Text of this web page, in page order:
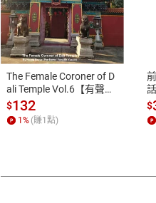
付款方式
ATM轉帳、信用卡、LINE
The Female Coroner of D
ali Temple Vol.6【有聲
書】
$132
1 % (賺1 點)
$